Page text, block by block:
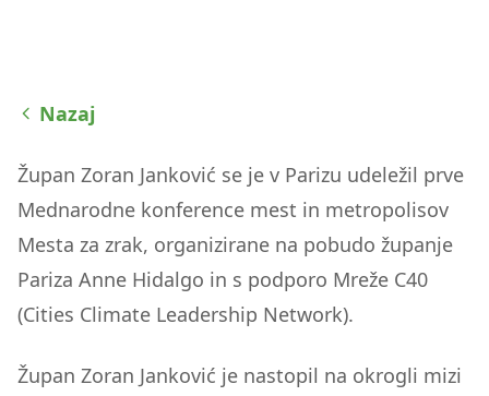
Nazaj
Župan Zoran Janković se je v Parizu udeležil prve
Mednarodne konference mest in metropolisov
Mesta za zrak, organizirane na pobudo županje
Pariza Anne Hidalgo in s podporo Mreže C40
(Cities Climate Leadership Network).
Župan Zoran Janković je nastopil na okrogli mizi